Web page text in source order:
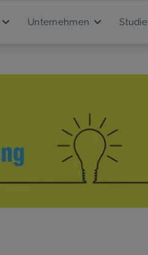
Unternehmen Studie